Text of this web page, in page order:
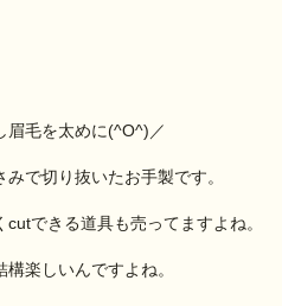
息
眉毛を太めに(^O^)／
みで切り抜いたお手製です。
cutできる道具も売ってますよね。
構楽しいんですよね。